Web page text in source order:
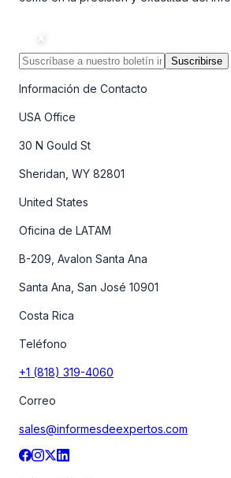
Suscribirse
Información de Contacto
USA Office
30 N Gould St
Sheridan, WY 82801
United States
Oficina de LATAM
B-209, Avalon Santa Ana
Santa Ana, San José 10901
Costa Rica
Teléfono
+1 (818) 319-4060
Correo
sales@informesdeexpertos.com